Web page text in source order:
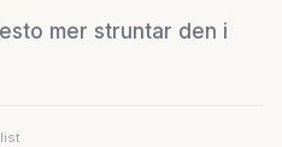
mer struntar den i